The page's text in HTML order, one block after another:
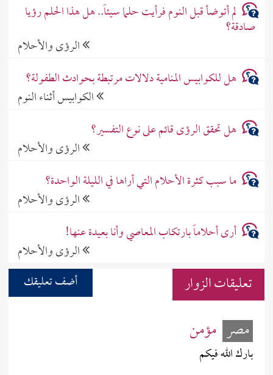
لم أتوضأ قبل النوم فرأيت حلما سيئاً.. هل هذا الحلم رؤيا
صادقة؟
الرؤى والأحلام
هل للكوابيس المنامية دلالات مرتبطة بحوادث الطفولة؟
الكوابيس أثناء النوم
هل تحقق الرؤى قائم على نوع التفسير؟
الرؤى والأحلام
ما سبب كثرة الأحلام التي أراها في الليلة الواحدة؟
الرؤى والأحلام
أرى أحلاماً بارتكاب المعاصي وأنا بعيدة عنها!
الرؤى والأحلام
تعليقات الزوار أضف تعليقك
مصر مؤمن
بارك الله فيكم